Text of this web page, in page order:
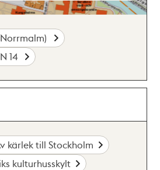
14
kärlek till Stockholm
kulturhusskylt